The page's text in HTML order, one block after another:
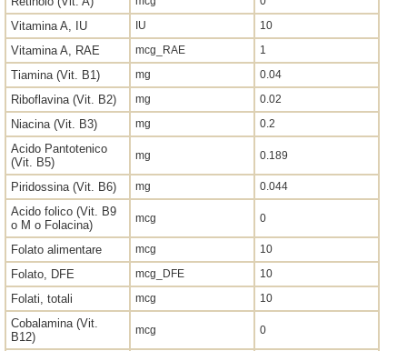
Vitamina A, IU IU 10
Vitamina A, RAE mcg_RAE 1
Tiamina (Vit. B1) mg 0.04
Riboflavina (Vit. B2) mg 0.02
Niacina (Vit. B3) mg 0.2
Acido Pantotenico
(Vit. B5)
mg 0.189
Piridossina (Vit. B6) mg 0.044
Acido folico (Vit. B9
o M o Folacina)
mcg 0
Folato alimentare mcg 10
Folato, DFE mcg_DFE 10
Folati, totali mcg 10
Cobalamina (Vit.
B12)
mcg 0